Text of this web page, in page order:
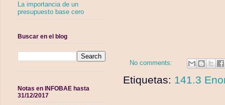
No comments:
Etiquetas: 141.3
La importancia de un
presupuesto base cero
Buscar en el blog
Notas en INFOBAE hasta
31/12/2017